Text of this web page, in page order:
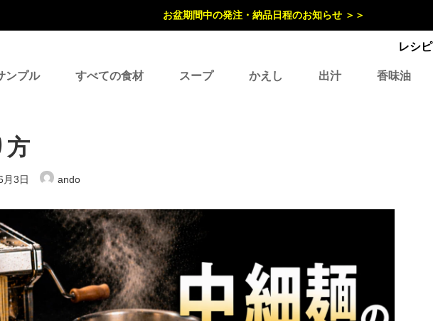
お盆期間中の発注・納品日程のお知らせ ＞＞
レシピ
ンプル すべての食材 スープ かえし 出汁 香味油
方
月3日 ando